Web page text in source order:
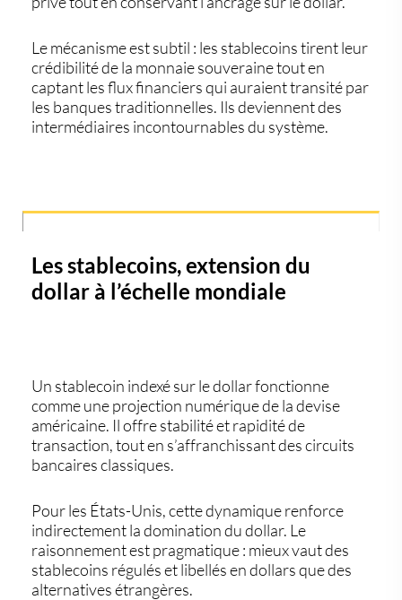
Le mécanisme est subtil : les stablecoins tirent leur
crédibilité de la monnaie souveraine tout en
captant les flux financiers qui auraient transité par
les banques traditionnelles. Ils deviennent des
intermédiaires incontournables du système.
Les stablecoins, extension du
dollar à l’échelle mondiale
Un stablecoin indexé sur le dollar fonctionne
comme une projection numérique de la devise
américaine. Il offre stabilité et rapidité de
transaction, tout en s’affranchissant des circuits
bancaires classiques.
Pour les États-Unis, cette dynamique renforce
indirectement la domination du dollar. Le
raisonnement est pragmatique : mieux vaut des
stablecoins régulés et libellés en dollars que des
alternatives étrangères.